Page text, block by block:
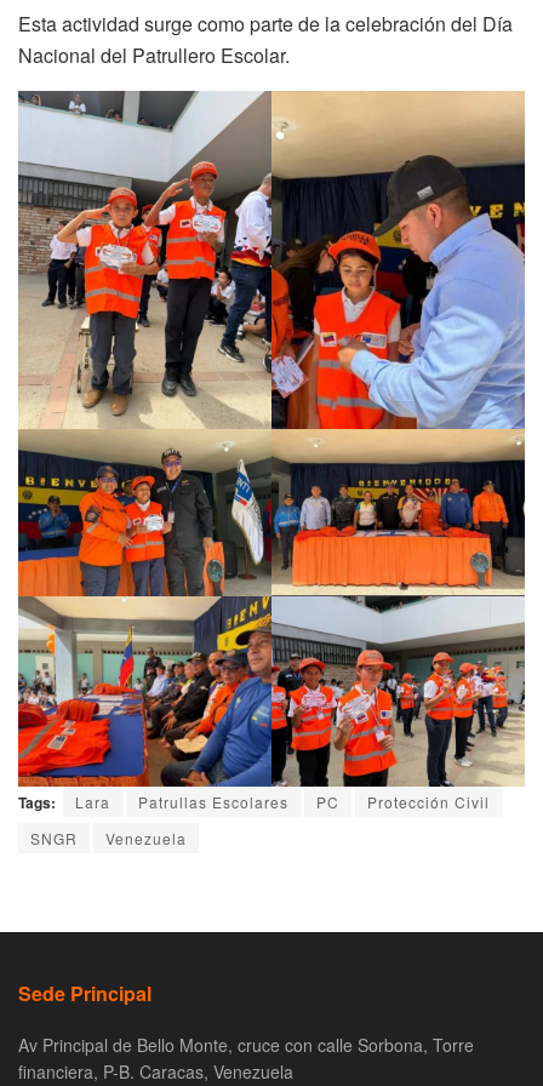
Esta actividad surge como parte de la celebración del Día
Nacional del Patrullero Escolar.
Tags: Lara Patrullas Escolares PC
Protección Civil
SNGR
Venezuela
Sede Principal
Av Principal de Bello Monte, cruce con calle Sorbona, Torre
financiera, P-B. Caracas, Venezuela